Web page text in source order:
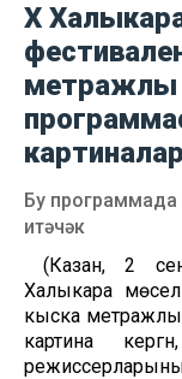
Х
метражлы
Бу
итәчәк
(Казан, 2
Халыкара
кыска
картина